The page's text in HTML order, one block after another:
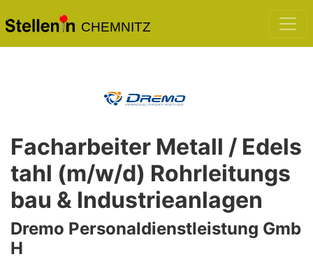
CHEMNITZ
Facharbeiter Metall / Edels
tahl (m/w/d) Rohrleitungs
bau & Industrieanlagen
Dremo Personaldienstleistung Gmb
H